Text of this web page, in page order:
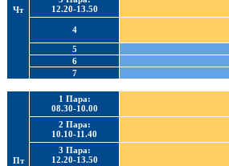
Чт
12.20-13.50
4
5
6
7
Пт
1 Пара:
08.30-10.00
2 Пара:
10.10-11.40
3 Пара:
12.20-13.50